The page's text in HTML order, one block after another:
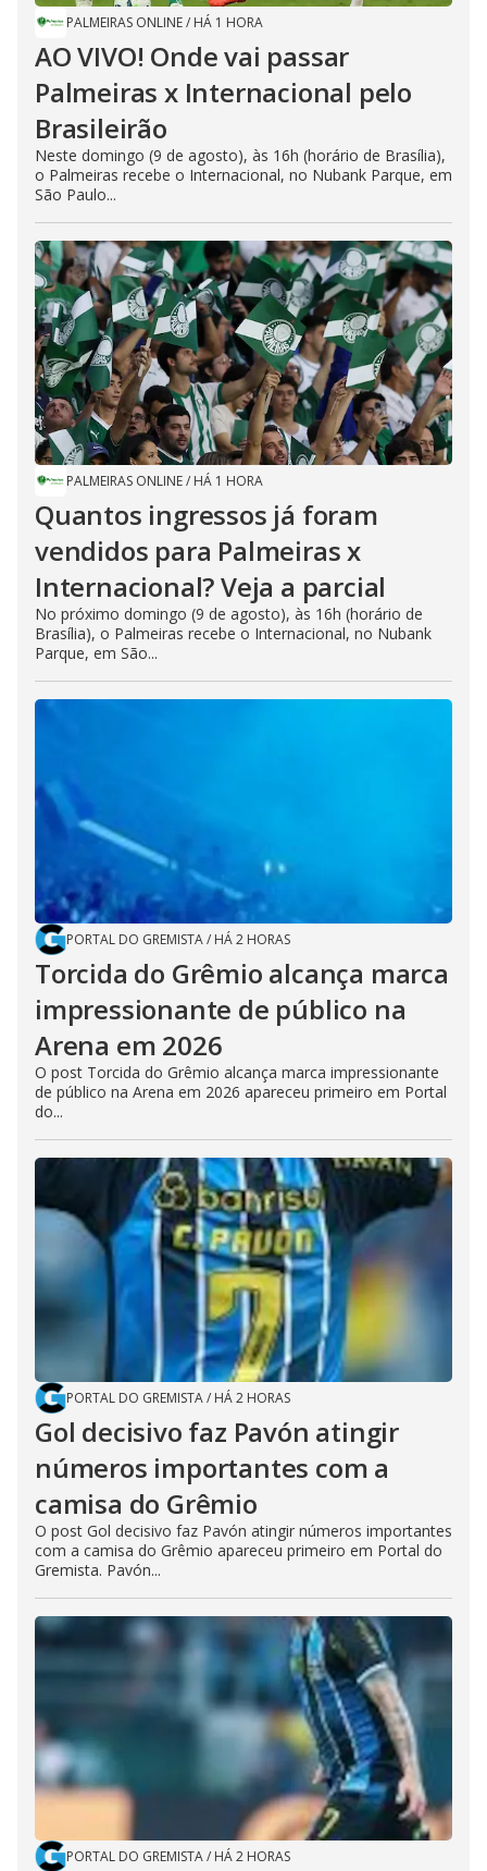
PALMEIRAS ONLINE/ HÁ 1 HORA
AO VIVO! Onde vai passar
Palmeiras x Internacional pelo
Brasileirão
Neste domingo (9 de agosto), às 16h (horário de Brasília),
o Palmeiras recebe o Internacional, no Nubank Parque, em
São Paulo...
PALMEIRAS ONLINE/ HÁ 1 HORA
Quantos ingressos já foram
vendidos para Palmeiras x
Internacional? Veja a parcial
No próximo domingo (9 de agosto), às 16h (horário de
Brasília), o Palmeiras recebe o Internacional, no Nubank
Parque, em São...
PORTAL DO GREMISTA/ HÁ 2 HORAS
Torcida do Grêmio alcança marca
impressionante de público na
Arena em 2026
O post Torcida do Grêmio alcança marca impressionante
de público na Arena em 2026 apareceu primeiro em Portal
do...
PORTAL DO GREMISTA/ HÁ 2 HORAS
Gol decisivo faz Pavón atingir
números importantes com a
camisa do Grêmio
O post Gol decisivo faz Pavón atingir números importantes
com a camisa do Grêmio apareceu primeiro em Portal do
Gremista. Pavón...
PORTAL DO GREMISTA/ HÁ 2 HORAS